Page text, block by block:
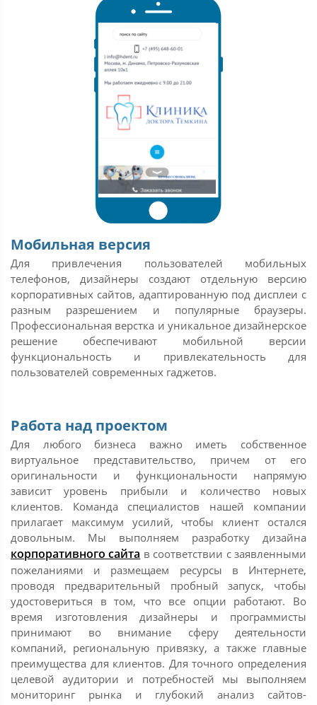
Мобильная версия
Для привлечения пользователей мобильных
телефонов, дизайнеры создают отдельную версию
корпоративных сайтов, адаптированную под дисплеи с
разным разрешением и популярные браузеры.
Профессиональная верстка и уникальное дизайнерское
решение обеспечивают мобильной версии
функциональность и привлекательность для
пользователей современных гаджетов.
Работа над проектом
Для любого бизнеса важно иметь собственное
виртуальное представительство, причем от его
оригинальности и функциональности напрямую
зависит уровень прибыли и количество новых
клиентов. Команда специалистов нашей компании
прилагает максимум усилий, чтобы клиент остался
довольным. Мы выполняем разработку дизайна
корпоративного сайта в соответствии с заявленными
пожеланиями и размещаем ресурсы в Интернете,
проводя предварительный пробный запуск, чтобы
удостовериться в том, что все опции работают. Во
время изготовления дизайнеры и программисты
принимают во внимание сферу деятельности
компаний, региональную привязку, а также главные
преимущества для клиентов. Для точного определения
целевой аудитории и потребностей мы выполняем
мониторинг рынка и глубокий анализ сайтов-